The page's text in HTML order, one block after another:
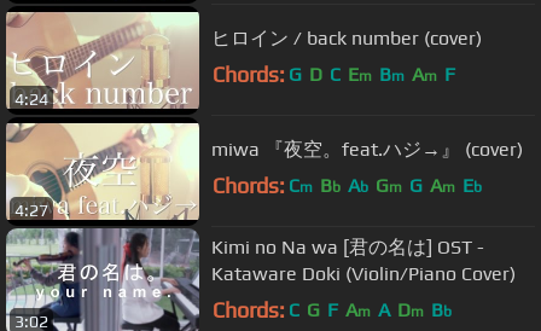
4:24
ヒロイン / back number (cover)
Chords: G D C Em Bm Am F
4:27
miwa 『夜空。feat.ハジ→』 (cover)
Chords: Cm Bb Ab Gm G Am Eb
3:02
Kimi no Na wa [君の名は] OST -
Kataware Doki (Violin/Piano Cover)
Chords: C G F Am A Dm Bb